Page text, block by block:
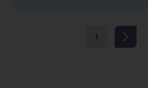
1